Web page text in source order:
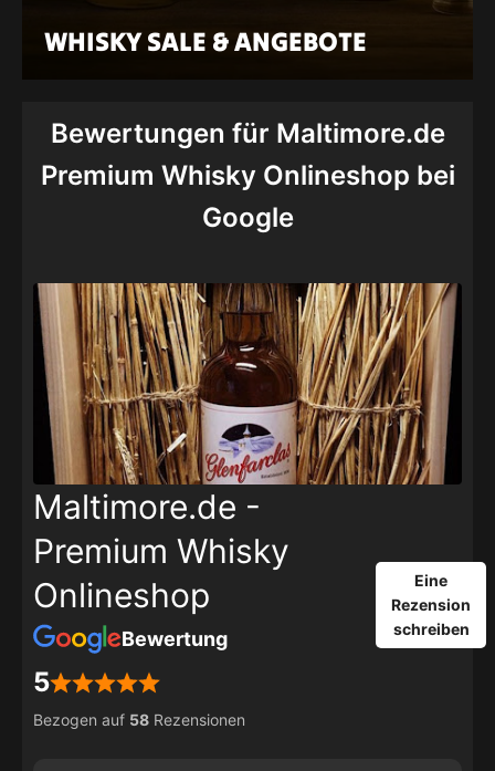
WHISKY SALE & ANGEBOTE
Bewertungen für Maltimore.de
Premium Whisky Onlineshop bei
Google
Maltimore.de -
Premium Whisky
Onlineshop
Bewertung
5
Bezogen auf 58 Rezensionen
Eine
Rezension
schreiben